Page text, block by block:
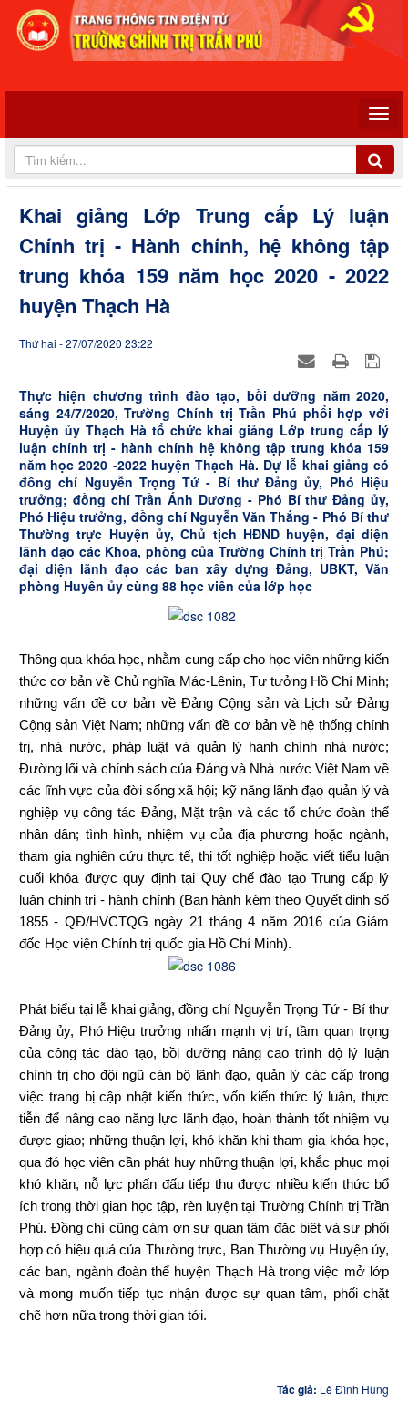
Khai giảng Lớp Trung cấp Lý luận
Chính trị - Hành chính, hệ không tập
trung khóa 159 năm học 2020 - 2022
huyện Thạch Hà
Thứ hai - 27/07/2020 23:22
Thực hiện chương trình đào tạo, bồi dưỡng năm 2020,
sáng 24/7/2020, Trường Chính trị Trần Phú phổi hợp với
Huyện ủy Thạch Hà tổ chức khai giảng Lớp trung cấp lý
luận chính trị - hành chính hệ không tập trung khóa 159
năm học 2020 -2022 huyện Thạch Hà. Dự lễ khai giảng có
đồng chí Nguyễn Trọng Tứ - Bí thư Đảng ủy, Phó Hiệu
trưởng; đồng chí Trần Ánh Dương - Phó Bí thư Đảng ủy,
Phó Hiệu trưởng, đồng chí Nguyễn Văn Thắng - Phó Bí thư
Thường trực Huyện ủy, Chủ tịch HĐND huyện, đại diện
lãnh đạo các Khoa, phòng của Trường Chính trị Trần Phú;
đại diện lãnh đạo các ban xây dựng Đảng, UBKT, Văn
phòng Huyên ủy cùng 88 học viên của lớp học
Thông qua khóa học, nhằm cung cấp cho học viên những kiến
thức cơ bản về Chủ nghĩa Mác-Lênin, Tư tưởng Hồ Chí Minh;
những vấn đề cơ bản về Đảng Cộng sản và Lịch sử Đảng
Cộng sản Việt Nam; những vấn đề cơ bản về hệ thống chính
trị, nhà nước, pháp luật và quản lý hành chính nhà nước;
Đường lối và chính sách của Đảng và Nhà nước Việt Nam về
các lĩnh vực của đời sống xã hội; kỹ năng lãnh đạo quản lý và
nghiệp vụ công tác Đảng, Mặt trận và các tổ chức đoàn thể
nhân dân; tình hình, nhiệm vụ của địa phương hoặc ngành,
tham gia nghiên cứu thực tế, thi tốt nghiệp hoặc viết tiểu luận
cuối khóa được quy định tại Quy chế đào tạo Trung cấp lý
luận chính trị - hành chính (Ban hành kèm theo Quyết định số
1855 - QĐ/HVCTQG ngày 21 tháng 4 năm 2016 của Giám
đốc Học viện Chính trị quốc gia Hồ Chí Minh).
Phát biểu tại lễ khai giảng, đồng chí Nguyễn Trọng Tứ - Bí thư
Đảng ủy, Phó Hiệu trưởng nhấn mạnh vị trí, tầm quan trọng
của công tác đào tạo, bồi dưỡng nâng cao trình độ lý luận
chính trị cho đội ngũ cán bộ lãnh đạo, quản lý các cấp trong
việc trang bị cập nhật kiến thức, vốn kiến thức lý luận, thực
tiễn để nâng cao năng lực lãnh đạo, hoàn thành tốt nhiệm vụ
được giao; những thuận lợi, khó khăn khi tham gia khóa học,
qua đó học viên cần phát huy những thuận lợi, khắc phục mọi
khó khăn, nỗ lực phấn đấu tiếp thu được nhiều kiến thức bổ
ích trong thời gian học tập, rèn luyện tại Trường Chính trị Trần
Phú. Đồng chí cũng cám ơn sự quan tâm đặc biệt và sự phối
hợp có hiệu quả của Thường trực, Ban Thường vụ Huyện ủy,
các ban, ngành đoàn thể huyện Thạch Hà trong việc mở lớp
và mong muốn tiếp tục nhận được sự quan tâm, phối chặt
chẽ hơn nữa trong thời gian tới.
Tác giả: Lê Đình Hùng